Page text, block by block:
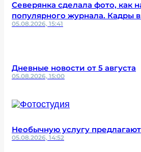
Северянка сделала фото, как
популярного журнала. Кадры
05.08.2026, 15:41
Дневные новости от 5 августа
05.08.2026, 15:00
Необычную услугу
05.08.2026, 14:52